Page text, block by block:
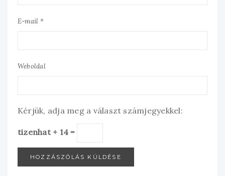
E-mail *
Weboldal
Kérjük, adja meg a választ számjegyekkel:
tizenhat + 14 =